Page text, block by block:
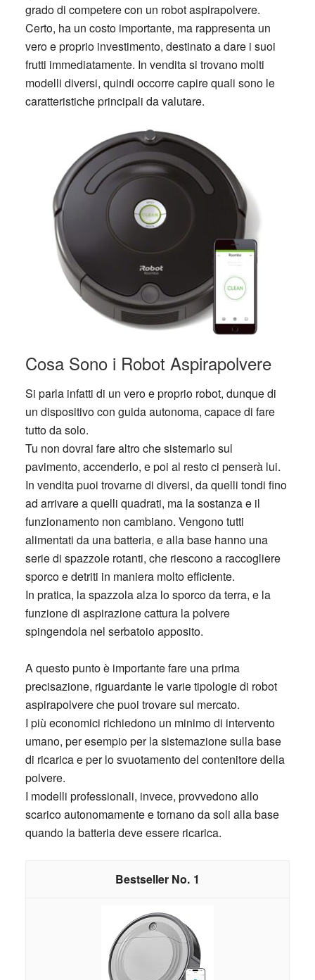
grado di competere con un robot aspirapolvere.
Certo, ha un costo importante, ma rappresenta un
vero e proprio investimento, destinato a dare i suoi
frutti immediatamente. In vendita si trovano molti
modelli diversi, quindi occorre capire quali sono le
caratteristiche principali da valutare.
Cosa Sono i Robot Aspirapolvere
Si parla infatti di un vero e proprio robot, dunque di
un dispositivo con guida autonoma, capace di fare
tutto da solo.
Tu non dovrai fare altro che sistemarlo sul
pavimento, accenderlo, e poi al resto ci penserà lui.
In vendita puoi trovarne di diversi, da quelli tondi fino
ad arrivare a quelli quadrati, ma la sostanza e il
funzionamento non cambiano. Vengono tutti
alimentati da una batteria, e alla base hanno una
serie di spazzole rotanti, che riescono a raccogliere
sporco e detriti in maniera molto efficiente.
In pratica, la spazzola alza lo sporco da terra, e la
funzione di aspirazione cattura la polvere
spingendola nel serbatoio apposito.
A questo punto è importante fare una prima
precisazione, riguardante le varie tipologie di robot
aspirapolvere che puoi trovare sul mercato.
I più economici richiedono un minimo di intervento
umano, per esempio per la sistemazione sulla base
di ricarica e per lo svuotamento del contenitore della
polvere.
I modelli professionali, invece, provvedono allo
scarico autonomamente e tornano da soli alla base
quando la batteria deve essere ricarica.
1